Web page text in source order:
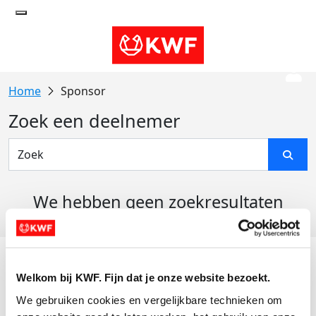
Welkom bij KWF. Fijn dat je onze website bezoekt.
We gebruiken cookies en vergelijkbare technieken om
Sponsor
Zoek een deelnemer
We hebben geen zoekresultaten
Actiematerialen
Evenementen